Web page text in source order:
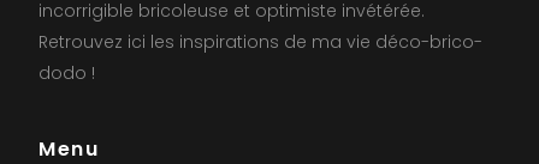
incorrigible bricoleuse et optimiste invétérée.
Retrouvez ici les inspirations de ma vie déco-brico-
dodo !
Menu